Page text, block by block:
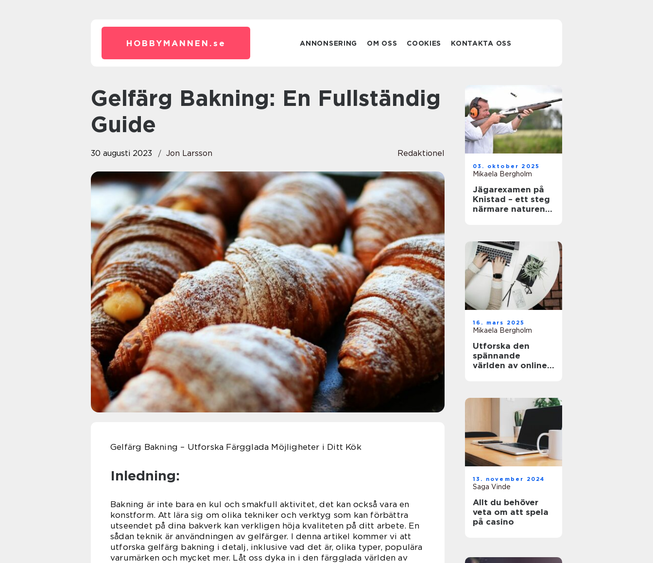
HOBBYMANNEN. se ANNONSERING OM OSS COOKIES KONTAKTA OSS
Gelfärg Bakning: En Fullständig
Guide
30 augusti 2023 Jon Larsson Redaktionel
Gelfärg Bakning – Utforska Färgglada Möjligheter i Ditt Kök
Inledning:
Bakning är inte bara en kul och smakfull aktivitet, det kan också vara en
konstform. Att lära sig om olika tekniker och verktyg som kan förbättra
utseendet på dina bakverk kan verkligen höja kvaliteten på ditt arbete. En
sådan teknik är användningen av gelfärger. I denna artikel kommer vi att
utforska gelfärg bakning i detalj, inklusive vad det är, olika typer, populära
varumärken och mycket mer. Låt oss dyka in i den färgglada världen av
03. oktober 2025
Mikaela Bergholm
Jägarexamen på
Knistad – ett steg
närmare naturen
16. mars 2025
Mikaela Bergholm
Utforska den
spännande
världen av online-
13. november 2024
Saga Vinde
Allt du behöver
veta om att spela
på casino